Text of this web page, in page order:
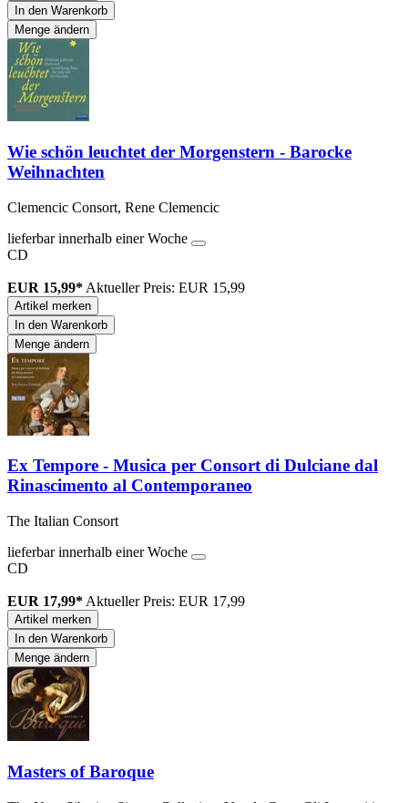
In den Warenkorb
Menge ändern
Wie schön leuchtet der Morgenstern - Barocke
Weihnachten
Clemencic Consort, Rene Clemencic
lieferbar innerhalb einer Woche
CD
EUR 15,99* Aktueller Preis: EUR 15,99
Artikel merken
In den Warenkorb
Menge ändern
Ex Tempore - Musica per Consort di Dulciane dal
Rinascimento al Contemporaneo
The Italian Consort
lieferbar innerhalb einer Woche
CD
EUR 17,99* Aktueller Preis: EUR 17,99
Artikel merken
In den Warenkorb
Menge ändern
Masters of Baroque